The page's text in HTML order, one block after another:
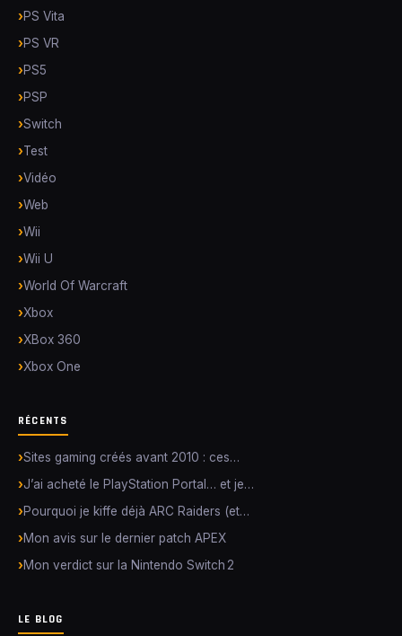
PS Vita
PS VR
PS5
PSP
Switch
Test
Vidéo
Web
Wii
Wii U
World Of Warcraft
Xbox
XBox 360
Xbox One
RÉCENTS
Sites gaming créés avant 2010 : ces…
J’ai acheté le PlayStation Portal… et je…
Pourquoi je kiffe déjà ARC Raiders (et…
Mon avis sur le dernier patch APEX
Mon verdict sur la Nintendo Switch 2
LE BLOG